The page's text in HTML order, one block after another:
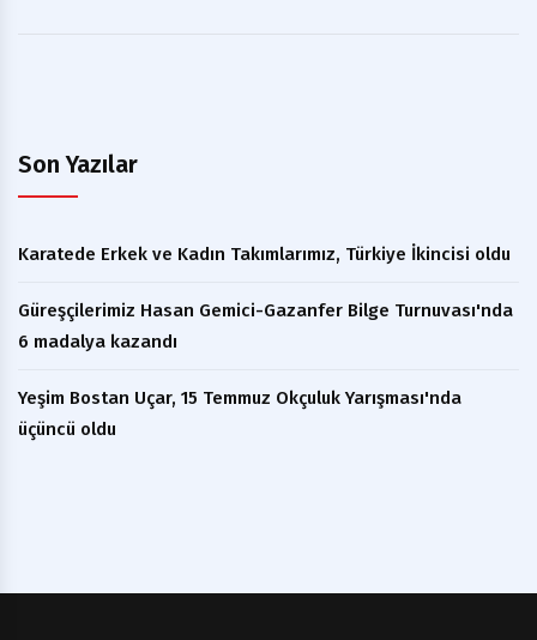
Son Yazılar
Karatede Erkek ve Kadın Takımlarımız, Türkiye İkincisi oldu
Güreşçilerimiz Hasan Gemici-Gazanfer Bilge Turnuvası'nda
6 madalya kazandı
Yeşim Bostan Uçar, 15 Temmuz Okçuluk Yarışması'nda
üçüncü oldu